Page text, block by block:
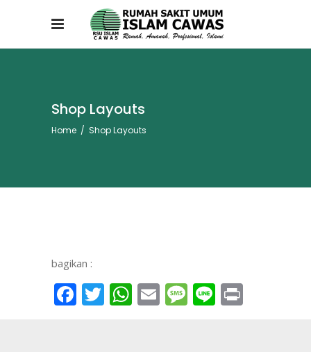
Shop Layouts
Home / Shop Layouts
bagikan :
Facebook
Twitter
WhatsApp
EmailMessage
Line